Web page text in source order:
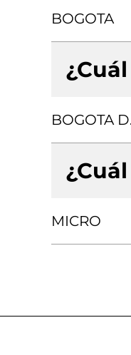
BOGOTA
BOGOTA
MICRO